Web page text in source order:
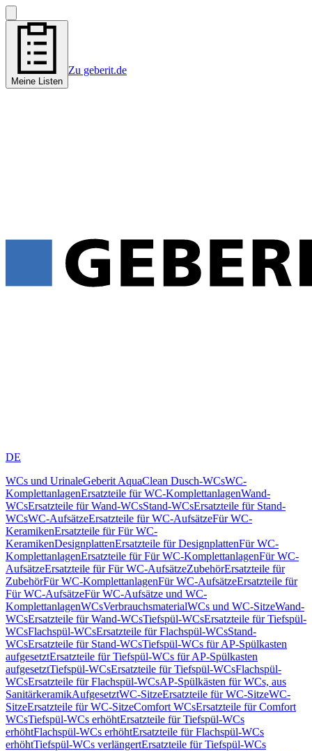
Meine Listen
Zu geberit.de
DE
WCs und UrinaleGeberit AquaClean Dusch-WCsWC-
KomplettanlagenErsatzteile für WC-KomplettanlagenWand-
WCsErsatzteile für Wand-WCsStand-WCsErsatzteile für Stand-
WCsWC-AufsätzeErsatzteile für WC-AufsätzeFür WC-
KeramikenErsatzteile für Für WC-
KeramikenDesignplattenErsatzteile für DesignplattenFür WC-
KomplettanlagenErsatzteile für Für WC-KomplettanlagenFür WC-
AufsätzeErsatzteile für Für WC-AufsätzeZubehörErsatzteile für
ZubehörFür WC-KomplettanlagenFür WC-AufsätzeErsatzteile für
Für WC-AufsätzeFür WC-Aufsätze und WC-
KomplettanlagenWCsVerbrauchsmaterialWCs und WC-SitzeWand-
WCsErsatzteile für Wand-WCsTiefspül-WCsErsatzteile für Tiefspül-
WCsFlachspül-WCsErsatzteile für Flachspül-WCsStand-
WCsErsatzteile für Stand-WCsTiefspül-WCs für AP-Spülkasten
aufgesetztErsatzteile für Tiefspül-WCs für AP-Spülkasten
aufgesetztTiefspül-WCsErsatzteile für Tiefspül-WCsFlachspül-
WCsErsatzteile für Flachspül-WCsAP-Spülkästen für WCs, aus
SanitärkeramikAufgesetztWC-SitzeErsatzteile für WC-SitzeWC-
SitzeErsatzteile für WC-SitzeComfort WCsErsatzteile für Comfort
WCsTiefspül-WCs erhöhtErsatzteile für Tiefspül-WCs
erhöhtFlachspül-WCs erhöhtErsatzteile für Flachspül-WCs
erhöhtTiefspül-WCs verlängertErsatzteile für Tiefspül-WCs